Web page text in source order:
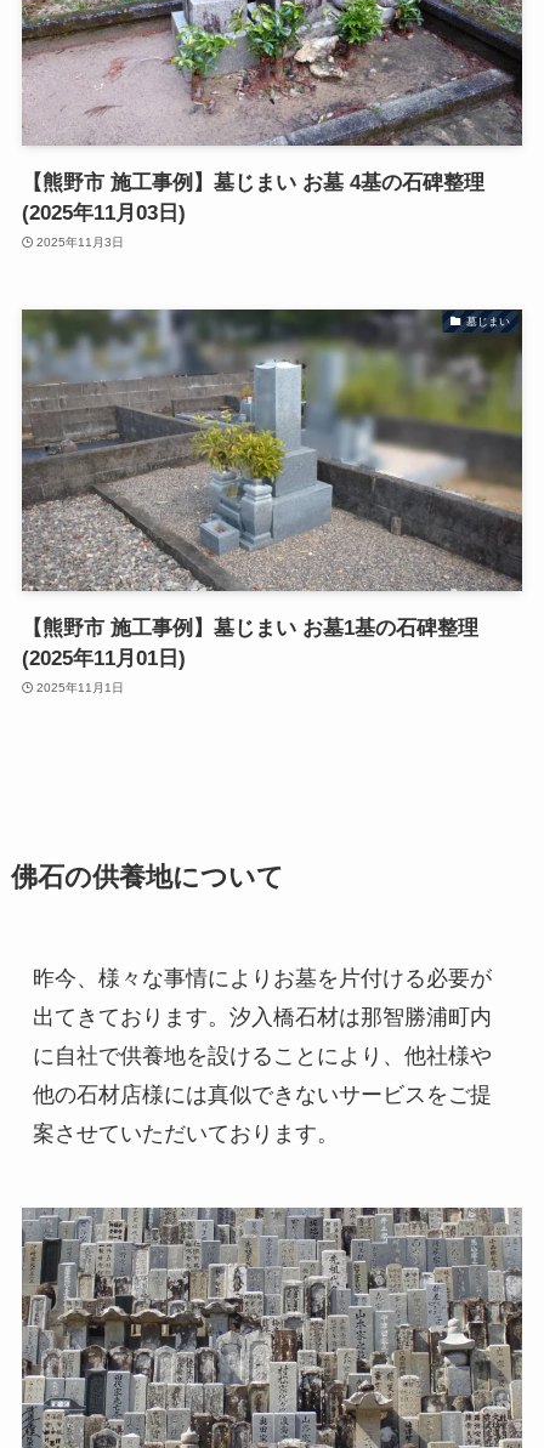
【熊野市 施工事例】墓じまい お墓 4基の石碑整理
(2025年11月03日)
2025年11月3日
墓じまい
【熊野市 施工事例】墓じまい お墓1基の石碑整理
(2025年11月01日)
2025年11月1日
佛石の供養地について
昨今、様々な事情によりお墓を片付ける必要が
出てきております。汐入橋石材は那智勝浦町内
に自社で供養地を設けることにより、他社様や
他の石材店様には真似できないサービスをご提
案させていただいております。​